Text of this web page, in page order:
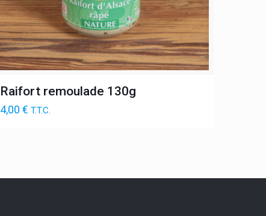
Raifort remoulade 130g
4,00€ T.T.C.